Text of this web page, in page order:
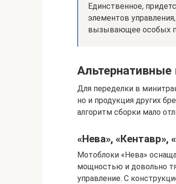
Единственное,
элементов
вызывающее особых
Альтернативные
Для переделки в
но и продукция других
алгоритм сборки мало
«Нева», «Кентавр»,
Мотоблоки «Нева»
мощностью и довольно
управление. С